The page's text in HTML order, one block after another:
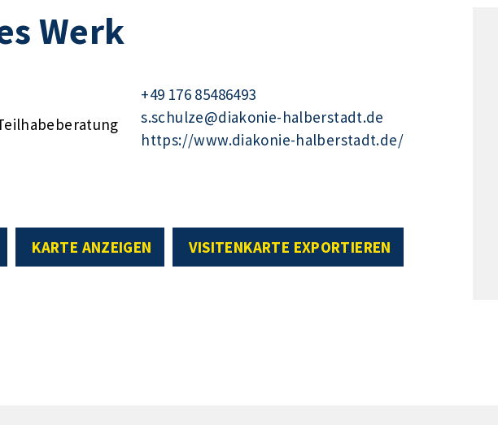
Werk
+49 176 85486493
s.schulze@diakonie-halberstadt.de
https://www.diakonie-halberstadt.de/
KARTE ANZEIGEN VISITENKARTE EXPORTIEREN